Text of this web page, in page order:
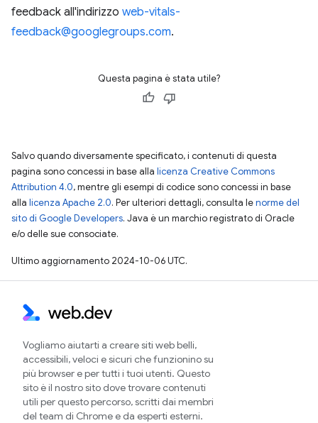
feedback all'indirizzo web-vitals-
feedback@googlegroups.com.
Questa pagina è stata utile?
Salvo quando diversamente specificato, i contenuti di questa
pagina sono concessi in base alla licenza Creative Commons
Attribution 4.0, mentre gli esempi di codice sono concessi in base
alla licenza Apache 2.0. Per ulteriori dettagli, consulta lenorme del
sito di Google Developers. Java è un marchio registrato di Oracle
e/o delle sue consociate.
Ultimo aggiornamento 2024-10-06 UTC.
Vogliamo aiutarti a creare siti web belli,
accessibili, veloci e sicuri che funzionino su
più browser e per tutti i tuoi utenti. Questo
sito è il nostro sito dove trovare contenuti
utili per questo percorso, scritti dai membri
del team di Chrome e da esperti esterni.